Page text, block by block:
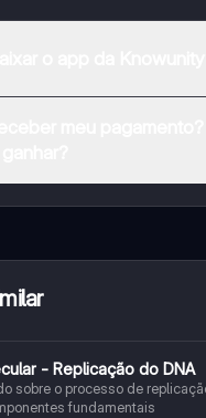
- Replicação do DNA
sobre o processo de
fundamentais